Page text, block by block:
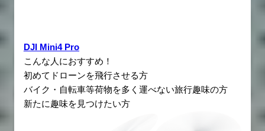
DJI Mini4 Pro
こんな人におすすめ！
初めてドローンを飛行させる方
バイク・自転車等荷物を多く運べない旅行趣味の方
新たに趣味を見つけたい方